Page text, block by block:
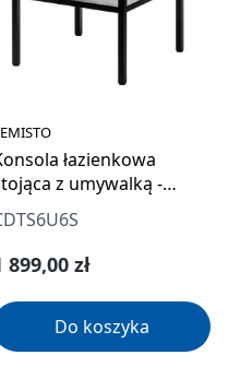
łazienkowa
z umywalką -
cm
regularna:
899,00 zł
Do koszyka